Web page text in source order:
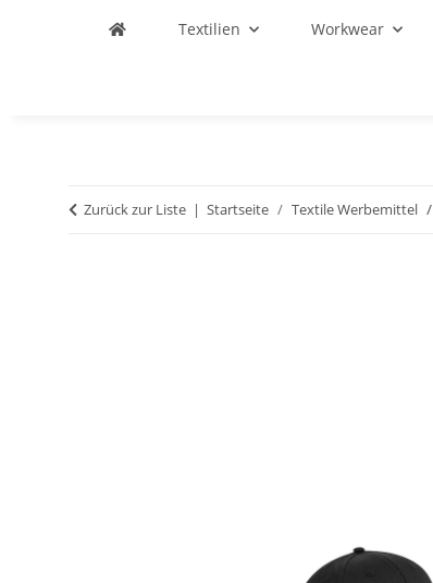
Textilien Workwear
Zurück zur Liste Startseite Textile Werbemittel